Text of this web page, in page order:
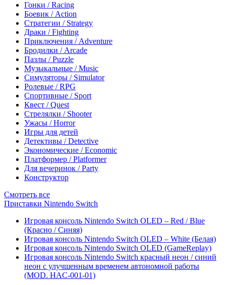
Гонки / Racing
Боевик / Action
Стратегии / Strategy
Драки / Fighting
Приключения / Adventure
Бродилки / Arcade
Пазлы / Puzzle
Музыкальные / Music
Симуляторы / Simulator
Ролевые / RPG
Спортивные / Sport
Квест / Quest
Стрелялки / Shooter
Ужасы / Horror
Игры для детей
Детективы / Detective
Экономические / Economic
Платформер / Platformer
Для вечеринок / Party
Конструктор
Смотреть все
Приставки Nintendo Switch
Игровая консоль Nintendo Switch OLED – Red / Blue
(Красно / Синяя)
Игровая консоль Nintendo Switch OLED – White (Белая)
Игровая консоль Nintendo Switch OLED (GameReplay)
Игровая консоль Nintendo Switch красный неон / синий
неон с улучшенным временем автономной работы
(MOD. HAC-001-01)